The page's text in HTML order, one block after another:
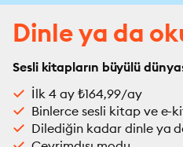
Dinle ya da
Sesli kitapların büyülü
İlk 4 ay ₺164,99/ay
Binlerce sesli kitap ve e-
Dilediğin kadar dinle ya